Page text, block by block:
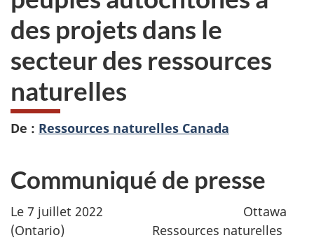
des projets dans le
secteur des ressources
naturelles
De : Ressources naturelles Canada
Communiqué de presse
Le 7 juillet 2022 Ottawa
(Ontario) Ressources naturelles